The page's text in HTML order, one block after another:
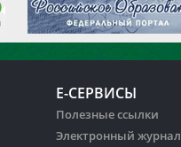
Е-СЕРВИСЫ
Полезные ссылки
Электронный журнал